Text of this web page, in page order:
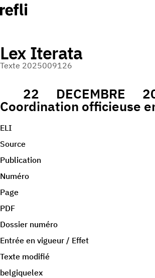
Lex Iterata
Texte 2025009126
22 DECEMBRE
Coordination officieuse
ELI
Source
Publication
Numéro
Page
PDF
Dossier numéro
Entrée en vigueur / Effet
Texte modifié
belgiquelex